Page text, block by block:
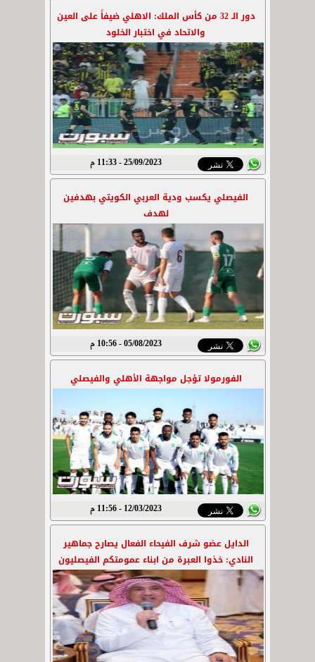
دور الـ 32 من كأس الملك: الاهلي ضيفاً على العين
والاتحاد في اختبار الخلود
25/09/2023 - 11:33 م
الفيصلي يكسب ودية العربي الكويتي بهدفين
لهدف
05/08/2023 - 10:56 م
الفورمولا تؤجل مواجهة الأهلي والفيصلي
12/03/2023 - 11:56 م
الدايل عضو شرف الفيحاء الفعال يصارح جماهير
النادي: خذوا العبرة من ابناء عمومتكم الفيصليون